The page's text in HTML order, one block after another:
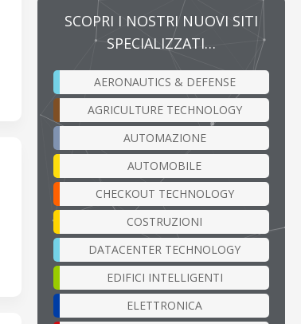
SCOPRI I NOSTRI NUOVI SITI
SPECIALIZZATI…
AERONAUTICS & DEFENSE
AGRICULTURE TECHNOLOGY
AUTOMAZIONE
AUTOMOBILE
CHECKOUT TECHNOLOGY
COSTRUZIONI
DATACENTER TECHNOLOGY
EDIFICI INTELLIGENTI
ELETTRONICA